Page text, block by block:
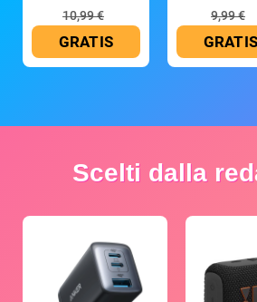
10,99 €
GRATIS
9,99 €
GRATIS
Scelti dalla